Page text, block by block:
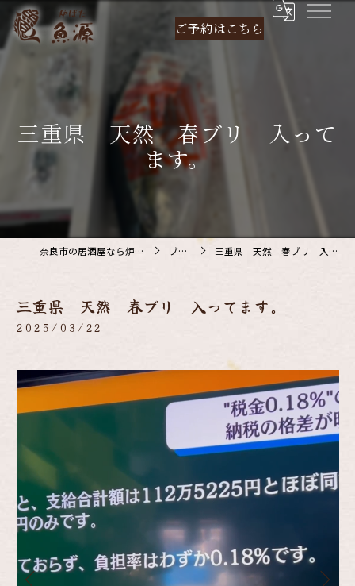
ご予約はこちら
三重県 天然 春ブリ 入って
ます。
奈良市の居酒屋なら炉ばた 魚源 ブログ 三重県 天然 春ブリ 入ってます。
三重県 天然 春ブリ 入ってます。
2025/03/22